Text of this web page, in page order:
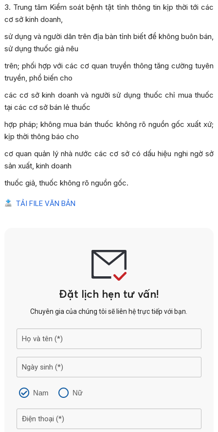
3. Trung tâm Kiểm soát bệnh tật tỉnh thông tin kịp thời tới các
cơ sở kinh doanh,
sử dụng và người dân trên địa bàn tỉnh biết để không buôn bán,
sử dụng thuốc giả nêu
trên; phối hợp với các cơ quan truyền thông tăng cường tuyên
truyền, phổ biến cho
các cơ sở kinh doanh và người sử dụng thuốc chỉ mua thuốc
tại các cơ sở bán lẻ thuốc
hợp pháp; không mua bán thuốc không rõ nguồn gốc xuất xứ;
kịp thời thông báo cho
cơ quan quản lý nhà nước các cơ sở có dấu hiệu nghi ngờ sở
sản xuất, kinh doanh
thuốc giả, thuốc không rõ nguồn gốc.
TẢI FILE VĂN BẢN
Đặt lịch hẹn tư vấn!
Chuyên gia của chúng tôi sẽ liên hệ trực tiếp với bạn.
Nam Nữ